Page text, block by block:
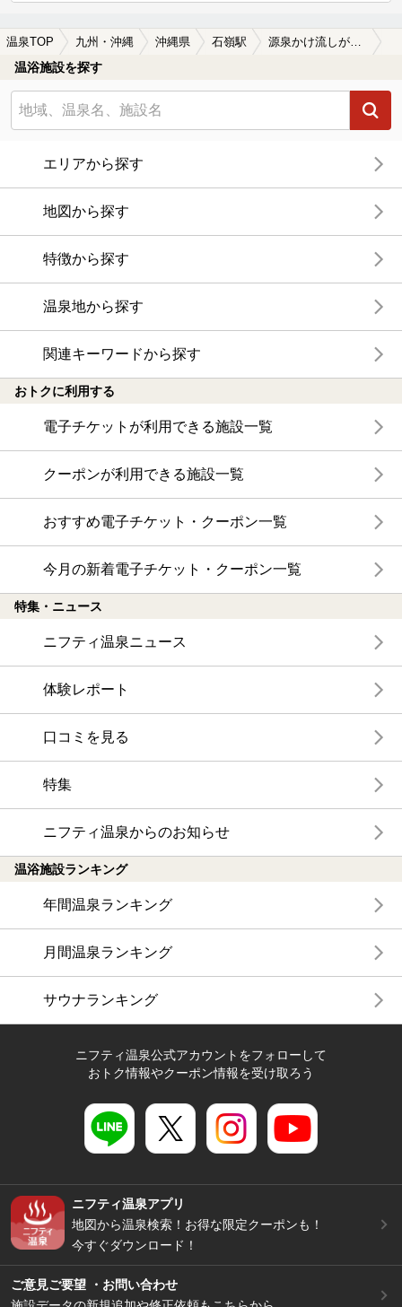
温泉TOP 九州・沖縄 沖縄県 石嶺駅
温浴施設を探す
エリアから探す
地図から探す
特徴から探す
温泉地から探す
関連キーワードから探す
おトクに利用する
電子チケットが利用できる施設一覧
クーポンが利用できる施設一覧
おすすめ電子チケット・クーポン一覧
今月の新着電子チケット・クーポン一覧
特集・ニュース
ニフティ温泉ニュース
体験レポート
口コミを見る
特集
ニフティ温泉からのお知らせ
温浴施設ランキング
年間温泉ランキング
月間温泉ランキング
サウナランキング
ニフティ温泉公式アカウントをフォローして
おトク情報やクーポン情報を受け取ろう
ニフティ温泉アプリ
地図から温泉検索！お得な限定クーポンも！
今すぐダウンロード！
ご意見ご要望 ・お問い合わせ